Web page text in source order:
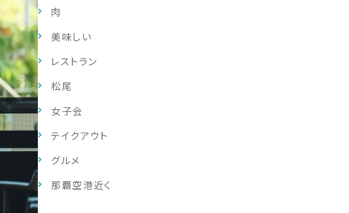
肉
美味しい
レストラン
松尾
女子会
テイクアウト
グルメ
那覇空港近く